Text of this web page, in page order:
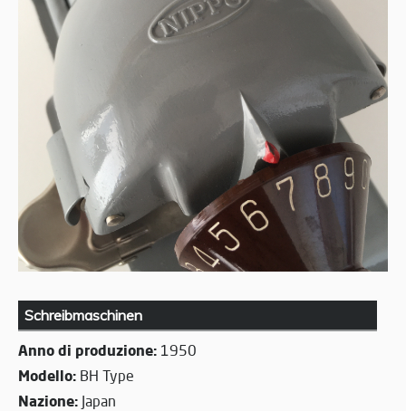
Schreibmaschinen
Anno di produzione: 1950
Modello: BH Type
Nazione: Japan